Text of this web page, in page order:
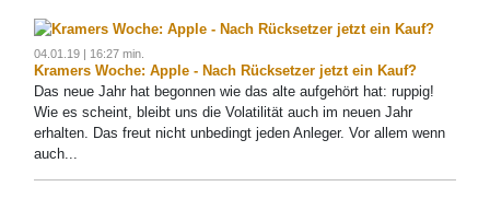
04.01.19 | 16:27 min.
Kramers Woche: Apple - Nach Rücksetzer jetzt ein Kauf?
Das neue Jahr hat begonnen wie das alte aufgehört hat: ruppig!
Wie es scheint, bleibt uns die Volatilität auch im neuen Jahr
erhalten. Das freut nicht unbedingt jeden Anleger. Vor allem wenn
auch...